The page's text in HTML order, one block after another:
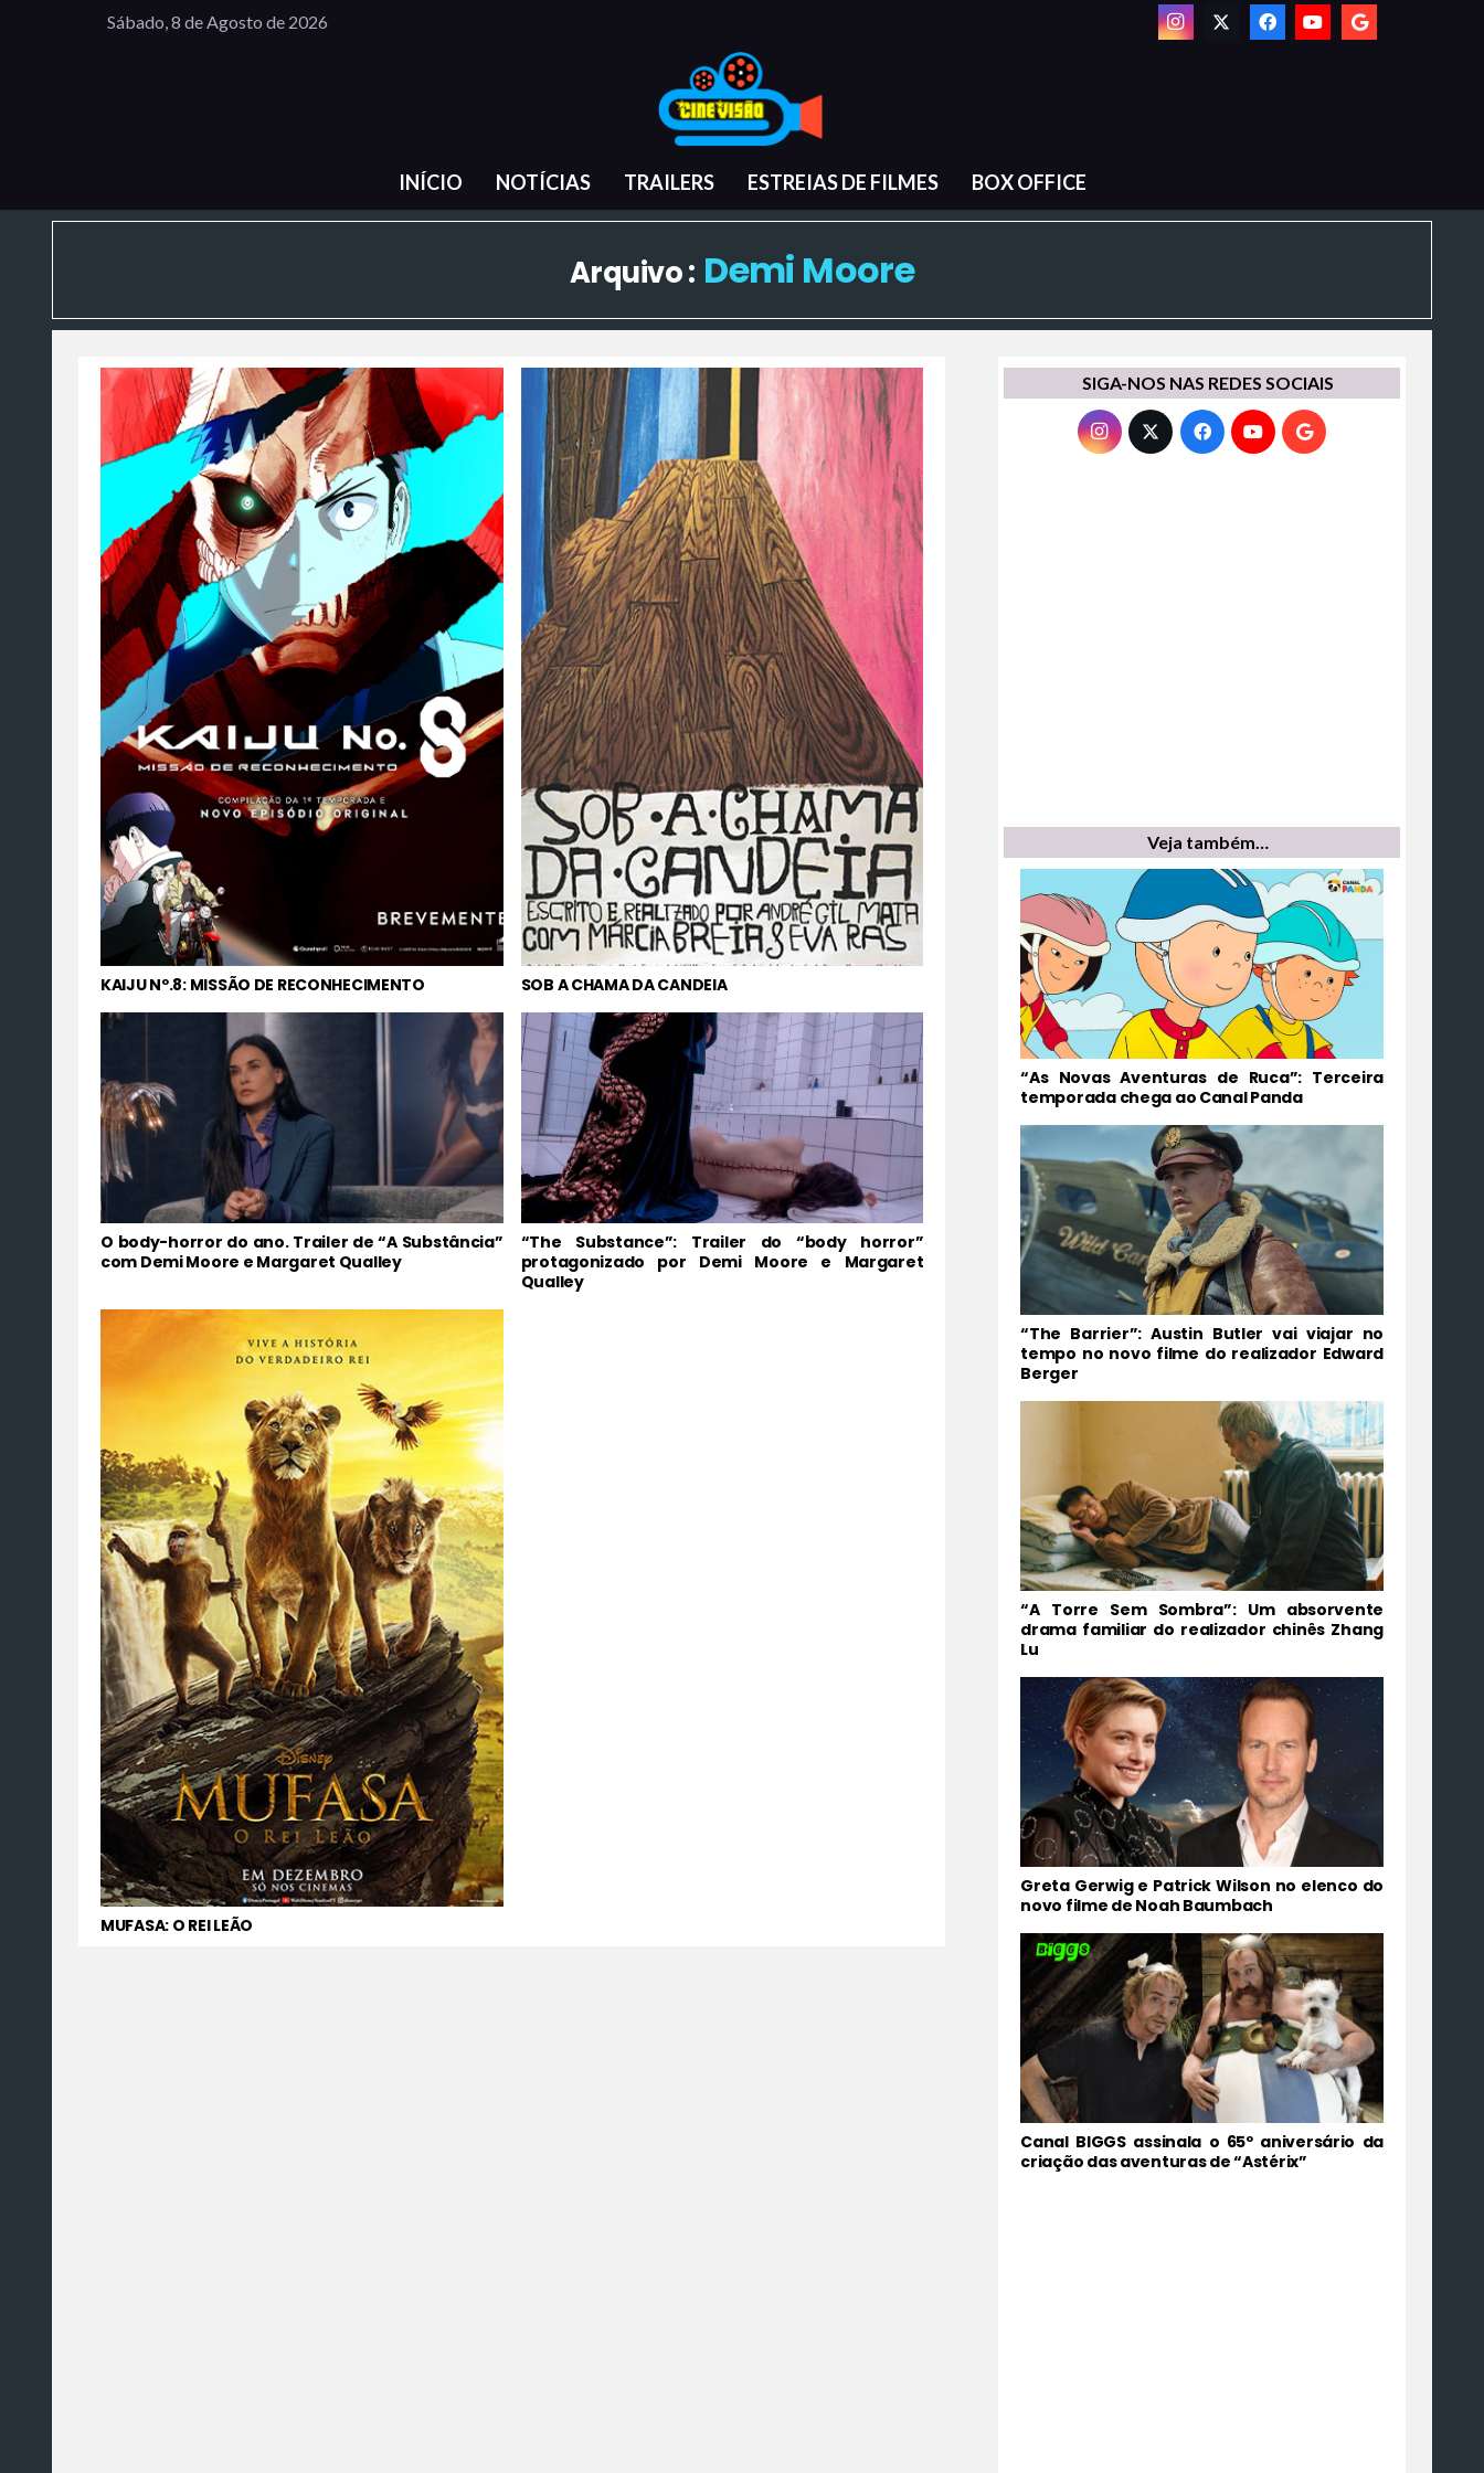
Sábado, 8 de Agosto de 2026
INÍCIO NOTÍCIAS TRAILERS ESTREIAS DE FILMES BOX OFFICE
Arquivo : Demi Moore
KAIJU Nº.8: MISSÃO DE RECONHECIMENTO SOB A CHAMA DA CANDEIA
O body-horror do ano. Trailer de “A Substância”
com Demi Moore e Margaret Qualley
“The Substance”: Trailer do “body horror”
protagonizado por Demi Moore e Margaret
Qualley
MUFASA: O REI LEÃO
SIGA-NOS NAS REDES SOCIAIS
Veja também…
“As Novas Aventuras de Ruca”: Terceira
temporada chega ao Canal Panda
“The Barrier”: Austin Butler vai viajar no
tempo no novo filme do realizador Edward
Berger
“A Torre Sem Sombra”: Um absorvente
drama familiar do realizador chinês Zhang
Lu
Greta Gerwig e Patrick Wilson no elenco do
novo filme de Noah Baumbach
Canal BIGGS assinala o 65º aniversário da
criação das aventuras de “Astérix”